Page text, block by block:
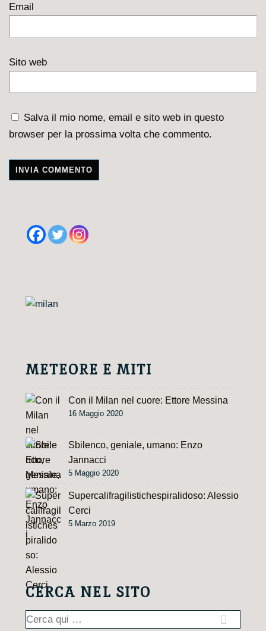
Email
Sito web
Salva il mio nome, email e sito web in questo
browser per la prossima volta che commento.
METEORE E MITI
Con il Milan nel cuore: Ettore Messina
16 Maggio 2020
Sbilenco, geniale, umano: Enzo
Jannacci
5 Maggio 2020
Supercalifragilistichespiralidoso: Alessio
Cerci
5 Marzo 2019
CERCA NEL SITO
Cerca: